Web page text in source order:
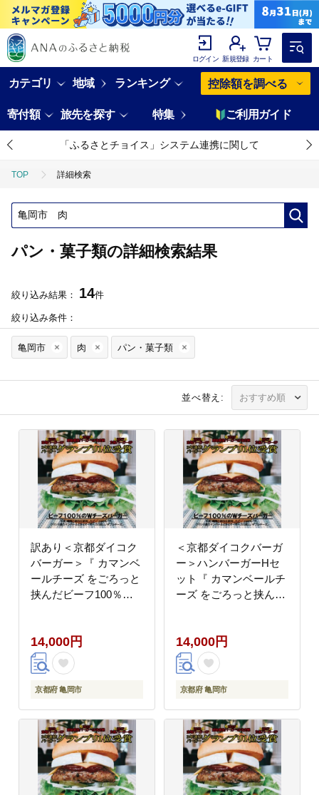
ログイン 新規登録 カート
カテゴリ 地域 ランキング 控除額を調べる
寄付額 旅先を探す 特集 ご利用ガイド
「ふるさとチョイス」システム連携に関して
TOP 詳細検索
パン・菓子類の詳細検索結果
絞り込み結果： 14件
絞り込み条件：
亀岡市 肉 パン・菓子類
並べ替え:
訳あり＜京都ダイコク
バーガー＞『 カマンベ
ールチーズ をごろっと
挟んだビーフ100％の
ナゲット 20個付き
14,000円
京都府 亀岡市
＜京都ダイコクバーガ
ー＞ハンバーガーHセ
ット『 カマンベールチ
ーズ をごろっと挟んだ
むグルメバーガー4個セ
ット※チキンナゲット
付き
14,000円
京都府 亀岡市